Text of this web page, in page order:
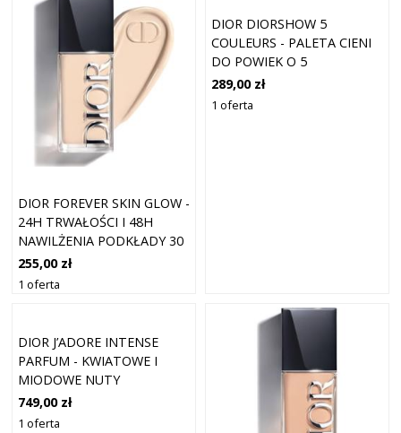
DIOR FOREVER SKIN GLOW -
24H TRWAŁOŚCI I 48H
NAWILŻENIA PODKŁADY 30
ML 0N - NEUTRAL
255,00 zł
1 oferta
DIOR DIORSHOW 5
COULEURS - PALETA CIENI
DO POWIEK O 5
ODCIENIACH W
LIMITOWANEJ EDYCJI
289,00 zł
1 oferta
DIOR J’ADORE INTENSE
PARFUM - KWIATOWE I
MIODOWE NUTY
ZAPACHOWE PERFUMY 100
ML DAMSKI
749,00 zł
1 oferta